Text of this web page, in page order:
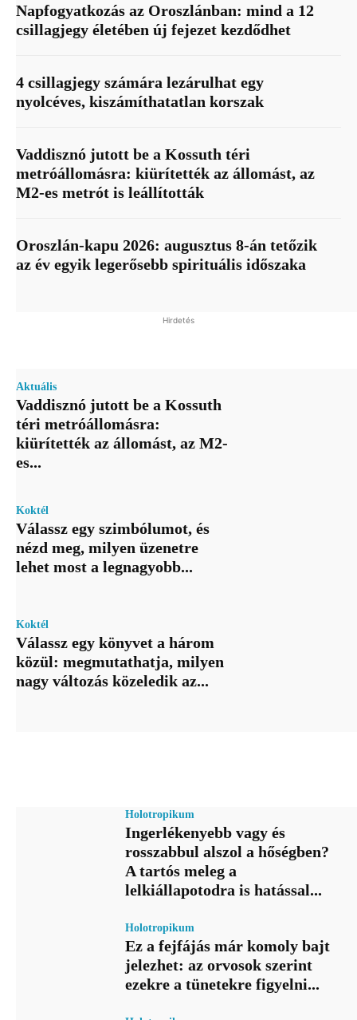
Napfogyatkozás az Oroszlánban: mind a 12
csillagjegy életében új fejezet kezdődhet
4 csillagjegy számára lezárulhat egy
nyolcéves, kiszámíthatatlan korszak
Vaddisznó jutott be a Kossuth téri
metróállomásra: kiürítették az állomást, az
M2-es metrót is leállították
Oroszlán-kapu 2026: augusztus 8-án tetőzik
az év egyik legerősebb spirituális időszaka
Hirdetés
Aktuális
Vaddisznó jutott be a Kossuth
téri metróállomásra:
kiürítették az állomást, az M2-
es...
Koktél
Válassz egy szimbólumot, és
nézd meg, milyen üzenetre
lehet most a legnagyobb...
Koktél
Válassz egy könyvet a három
közül: megmutathatja, milyen
nagy változás közeledik az...
Holotropikum
Ingerlékenyebb vagy és
rosszabbul alszol a hőségben?
A tartós meleg a
lelkiállapotodra is hatással...
Holotropikum
Ez a fejfájás már komoly bajt
jelezhet: az orvosok szerint
ezekre a tünetekre figyelni...